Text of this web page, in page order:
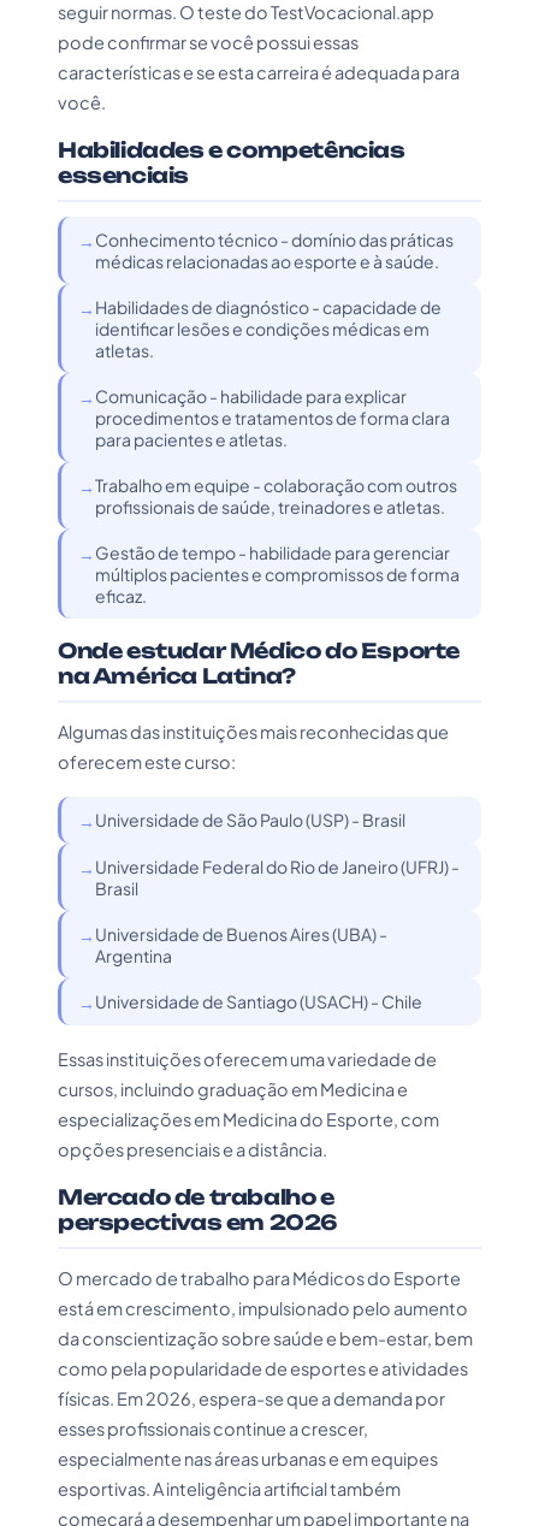
seguir normas. O teste do TestVocacional.app
pode confirmar se você possui essas
características e se esta carreira é adequada para
você.
Habilidades e competências
essenciais
Conhecimento técnico - domínio das práticas
médicas relacionadas ao esporte e à saúde.
Habilidades de diagnóstico - capacidade de
identificar lesões e condições médicas em
atletas.
Comunicação - habilidade para explicar
procedimentos e tratamentos de forma clara
para pacientes e atletas.
Trabalho em equipe - colaboração com outros
profissionais de saúde, treinadores e atletas.
Gestão de tempo - habilidade para gerenciar
múltiplos pacientes e compromissos de forma
eficaz.
Onde estudar Médico do Esporte
na América Latina?
Algumas das instituições mais reconhecidas que
oferecem este curso:
Universidade de São Paulo (USP) - Brasil
Universidade Federal do Rio de Janeiro (UFRJ) -
Brasil
Universidade de Buenos Aires (UBA) -
Argentina
Universidade de Santiago (USACH) - Chile
Essas instituições oferecem uma variedade de
cursos, incluindo graduação em Medicina e
especializações em Medicina do Esporte, com
opções presenciais e a distância.
Mercado de trabalho e
perspectivas em 2026
O mercado de trabalho para Médicos do Esporte
está em crescimento, impulsionado pelo aumento
da conscientização sobre saúde e bem-estar, bem
como pela popularidade de esportes e atividades
físicas. Em 2026, espera-se que a demanda por
esses profissionais continue a crescer,
especialmente nas áreas urbanas e em equipes
esportivas. A inteligência artificial também
começará a desempenhar um papel importante na